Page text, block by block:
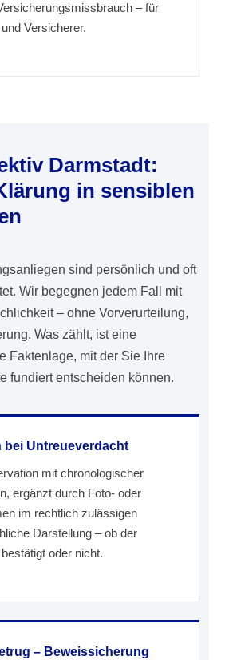
– für
Versicherer.
Darmstadt:
in sensiblen
sind persönlich und oft
Wir begegnen jedem Fall mit
– ohne Vorverurteilung,
Was zählt, ist eine
Faktenlage, mit der Sie Ihre
fundiert entscheiden können.
bei Untreueverdacht
mit chronologischer
ergänzt durch Foto- oder
im rechtlich zulässigen
Darstellung – ob der
oder nicht.
– Beweissicherung